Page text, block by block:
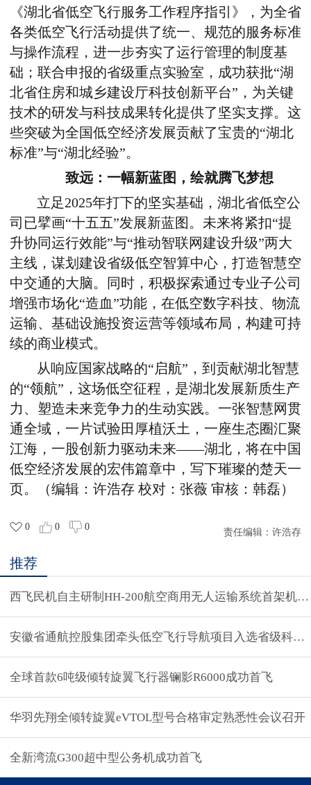
《湖北省低空飞行服务工作程序指引》，为全省
各类低空飞行活动提供了统一、规范的服务标准
与操作流程，进一步夯实了运行管理的制度基
础；联合申报的省级重点实验室，成功获批“湖
北省住房和城乡建设厅科技创新平台”，为关键
技术的研发与科技成果转化提供了坚实支撑。这
些突破为全国低空经济发展贡献了宝贵的“湖北
标准”与“湖北经验”。
致远：一幅新蓝图，绘就腾飞梦想
立足2025年打下的坚实基础，湖北省低空公
司已擘画“十五五”发展新蓝图。未来将紧扣“提
升协同运行效能”与“推动智联网建设升级”两大
主线，谋划建设省级低空智算中心，打造智慧空
中交通的大脑。同时，积极探索通过专业子公司
增强市场化“造血”功能，在低空数字科技、物流
运输、基础设施投资运营等领域布局，构建可持
续的商业模式。
从响应国家战略的“启航” ，到贡献湖北智慧
的“领航” ，这场低空征程，是湖北发展新质生产
力、塑造未来竞争力的生动实践。一张智慧网贯
通全域，一片试验田厚植沃土，一座生态圈汇聚
江海，一股创新力驱动未来——湖北，将在中国
低空经济发展的宏伟篇章中，写下璀璨的楚天一
页。（编辑：许浩存 校对：张薇 审核：韩磊）
0 0 0
责任编辑： 许浩存
推荐
西飞民机自主研制HH-200航空商用无人运输系统首架机
安徽省通航控股集团牵头低空飞行导航项目入选省级科技
全球首款6吨级倾转旋翼飞行器镧影R6000成功首飞
华羽先翔全倾转旋翼eVTOL型号合格审定熟悉性会议召开
全新湾流G300超中型公务机成功首飞